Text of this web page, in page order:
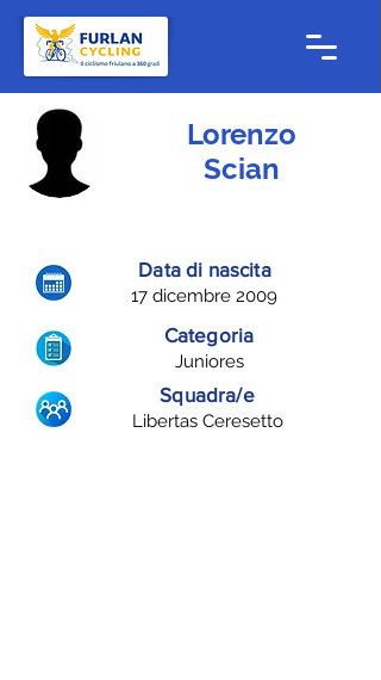
Lorenzo
Scian
Data di nascita
17 dicembre 2009
Categoria
Juniores
Squadra/e
Libertas Ceresetto